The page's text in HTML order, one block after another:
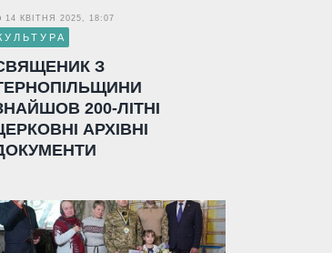
14 КВІТНЯ 2025, 18:07
З
200-ЛІТНІ
АРХІВНІ